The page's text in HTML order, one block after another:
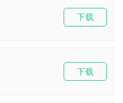
下载
下载